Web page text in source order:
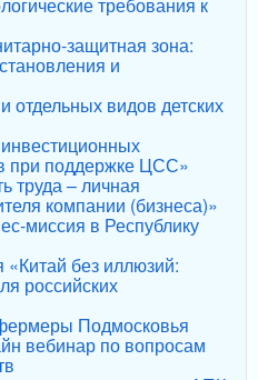
защитная зона:
и
отдельных видов детских
при поддержке ЦСС»
труда – личная
компании (бизнеса)»
миссия в Республику
без иллюзий:
российских
Подмосковья
вебинар по вопросам